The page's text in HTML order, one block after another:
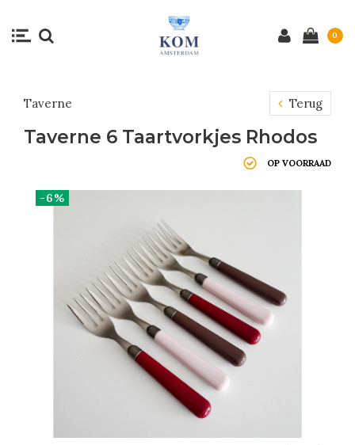
0
Taverne Terug
Taverne 6 Taartvorkjes Rhodos
OP VOORRAAD
-6%